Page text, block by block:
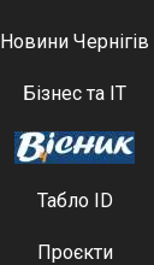
Новини Чернігів
Бізнес та ІТ
Табло ID
Проєкти